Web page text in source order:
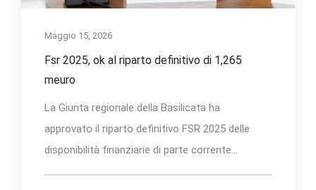
Maggio 15, 2026
Fsr 2025, ok al riparto definitivo di 1,265
meuro
La Giunta regionale della Basilicata ha
approvato il riparto definitivo FSR 2025 delle
disponibilità finanziarie di parte corrente...